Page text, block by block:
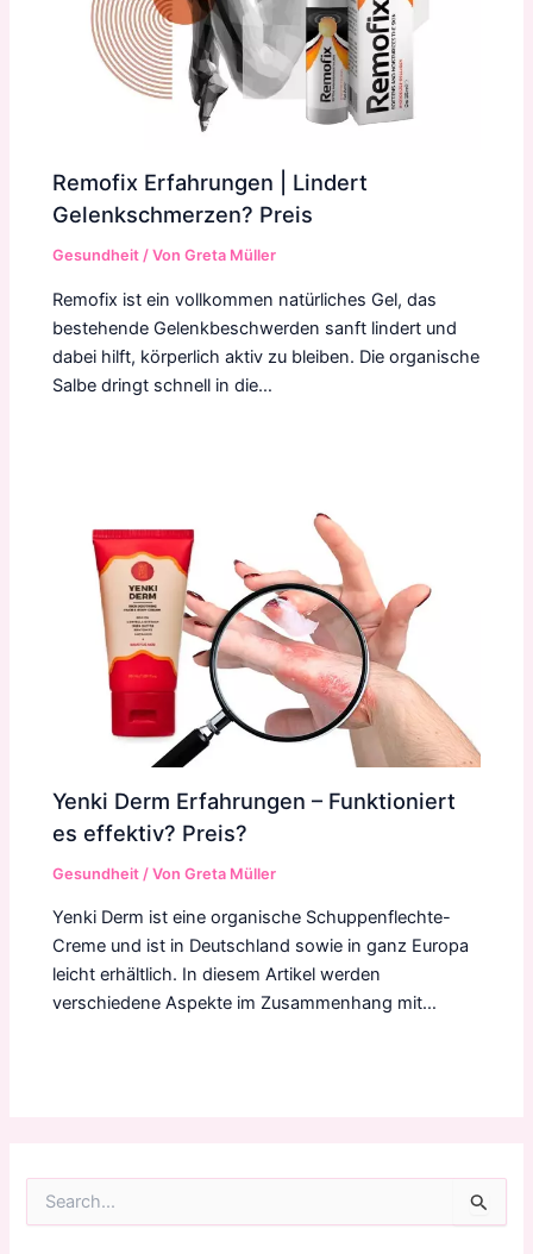
Remofix Erfahrungen | Lindert
Gelenkschmerzen? Preis
Gesundheit / VonGreta Müller
Remofix ist ein vollkommen natürliches Gel, das
bestehende Gelenkbeschwerden sanft lindert und
dabei hilft, körperlich aktiv zu bleiben. Die organische
Salbe dringt schnell in die…
Yenki Derm Erfahrungen – Funktioniert
es effektiv? Preis?
Gesundheit / VonGreta Müller
Yenki Derm ist eine organische Schuppenflechte-
Creme und ist in Deutschland sowie in ganz Europa
leicht erhältlich. In diesem Artikel werden
verschiedene Aspekte im Zusammenhang mit…